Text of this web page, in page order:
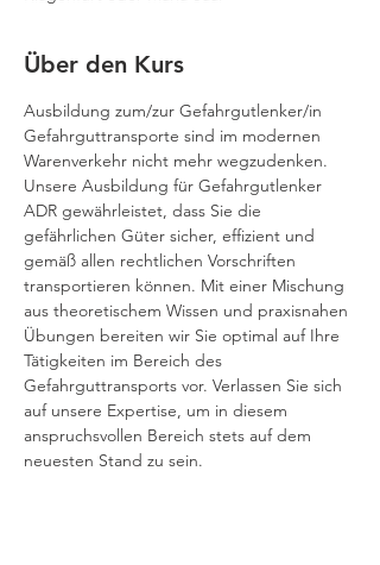
Über den Kurs
Ausbildung zum/zur Gefahrgutlenker/in
Gefahrguttransporte sind im modernen
Warenverkehr nicht mehr wegzudenken.
Unsere Ausbildung für Gefahrgutlenker
ADR gewährleistet, dass Sie die
gefährlichen Güter sicher, effizient und
gemäß allen rechtlichen Vorschriften
transportieren können. Mit einer Mischung
aus theoretischem Wissen und praxisnahen
Übungen bereiten wir Sie optimal auf Ihre
Tätigkeiten im Bereich des
Gefahrguttransports vor. Verlassen Sie sich
auf unsere Expertise, um in diesem
anspruchsvollen Bereich stets auf dem
neuesten Stand zu sein.